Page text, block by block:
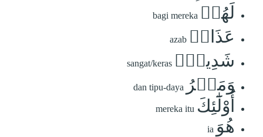
لَهُمۡ bagi mereka
عَذَابٞ azab
شَدِيدٞۖ sangat/keras
وَمَكۡرُ dan tipu-daya
أُوْلَٰٓئِكَ mereka itu
هُوَ ia